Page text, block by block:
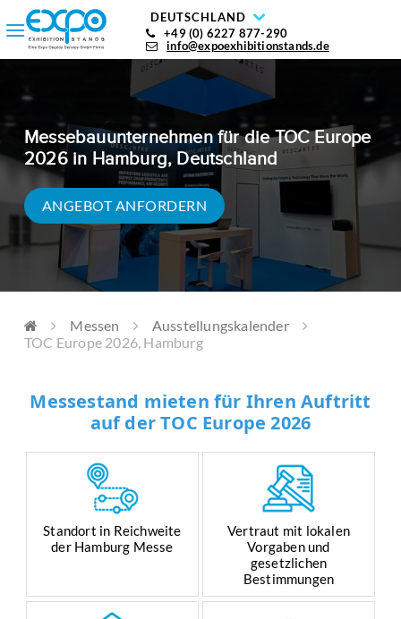
DEUTSCHLAND
+49 (0) 6227 877-290
info@expoexhibitionstands.de
Messebauunternehmen für die TOC Europe
2026 in Hamburg, Deutschland
ANGEBOT ANFORDERN
Messen
Ausstellungskalender
TOC Europe 2026, Hamburg
Messestand mieten für Ihren Auftritt
auf der TOC Europe 2026
Standort in Reichweite
der Hamburg Messe
Vertraut mit lokalen
Vorgaben und
gesetzlichen
Bestimmungen